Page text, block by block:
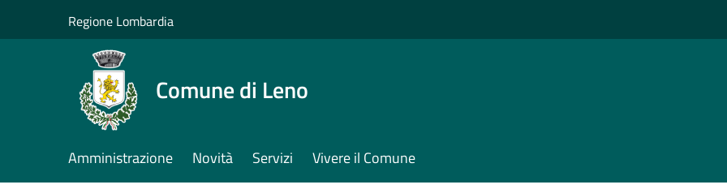
Regione Lombardia
Comune di Leno
Amministrazione Novità Servizi Vivere il Comune